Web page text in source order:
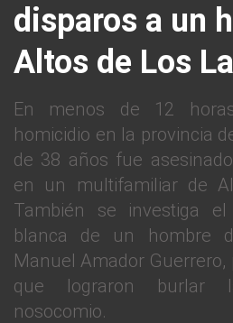
disparos a un
Altos de Los
En menos de 12
homicidio en la provincia
de 38 años fue
en un multifamiliar de
También se investiga
blanca de un hombre
Manuel Amador Guerrero,
que lograron burlar
nosocomio.